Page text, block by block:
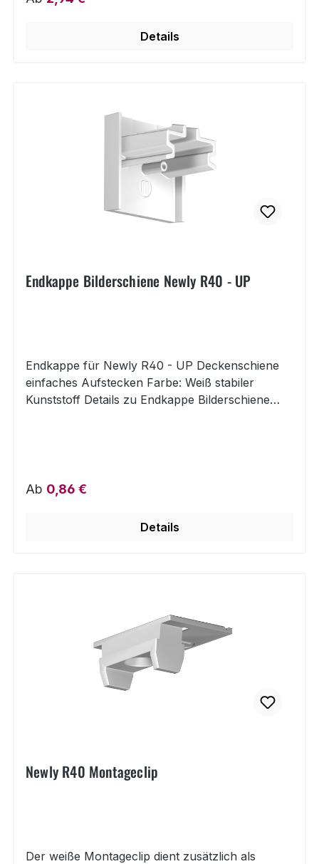
montiert und die Aluschiene danach sicher
darauf angebracht. Für eine sichere Montage
Details
Endkappe Bilderschiene Newly R40 - UP
Endkappe für Newly R40 - UP Deckenschiene
einfaches Aufstecken Farbe: Weiß stabiler
Kunststoff Details zu Endkappe Bilderschiene
verhindert sie das Herausrutschen von
Endkappe lässt sich gleichermaßen von rechts
oder links aufstecken.
Regulärer Preis:
Ab 0,86 €
Details
Newly R40 Montageclip
Der weiße Montageclip dient zusätzlich als